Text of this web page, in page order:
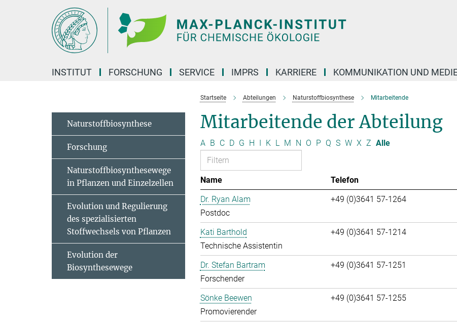
INSTITUT FORSCHUNG SERVICE IMPRS KARRIERE KOMMUNIKATION UND
Startseite Abteilungen Naturstoffbiosynthese Mitarbeitende
Mitarbeitende der Abteilung
A B C D G H I K L M N O P Q S W X Z Alle
Name Telefon
Dr. Ryan Alam
Postdoc
+49 (0)3641 57-1264
Kati Barthold
Technische Assistentin
+49 (0)3641 57-1214
Dr. Stefan Bartram
Forschender
+49 (0)3641 57-1251
Sönke Beewen
Promovierender
+49 (0)3641 57-1255
Naturstoffbiosynthese
Forschung
Naturstoffbiosynthesewege
in Pflanzen und Einzelzellen
Evolution und Regulierung
des spezialisierten
Stoffwechsels von Pflanzen
Evolution der
Biosynthesewege